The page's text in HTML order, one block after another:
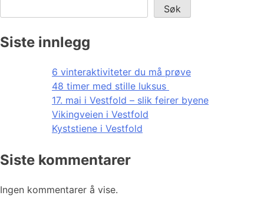
Søk
Siste innlegg
6 vinteraktiviteter du må prøve
48 timer med stille luksus
17. mai i Vestfold – slik feirer byene
Vikingveien i Vestfold
Kyststiene i Vestfold
Siste kommentarer
Ingen kommentarer å vise.